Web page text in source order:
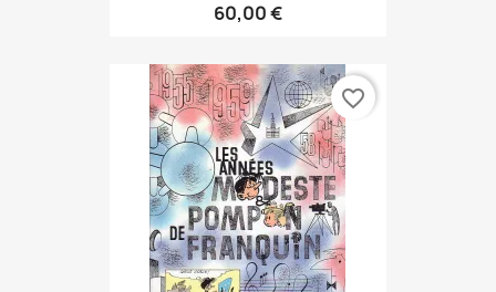
60,00 €
favorite_border